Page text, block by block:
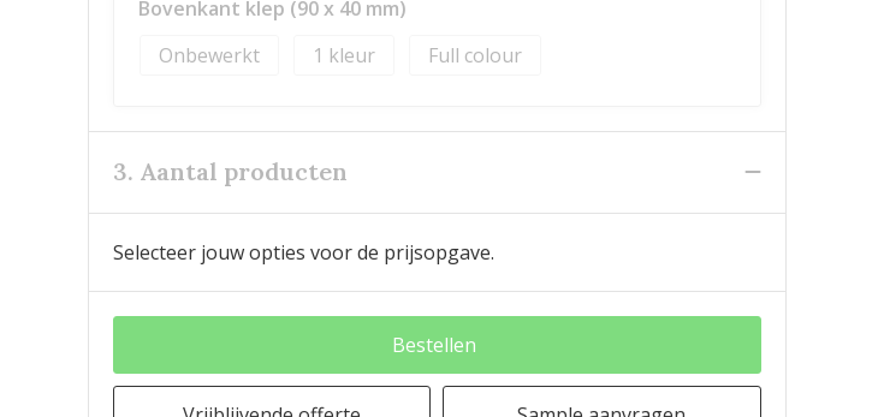
Bovenkant klep (90 x 40 mm)
Onbewerkt
1 Full colour
3. Aantal producten
Selecteer jouw opties voor de prijsopgave.
Bestellen